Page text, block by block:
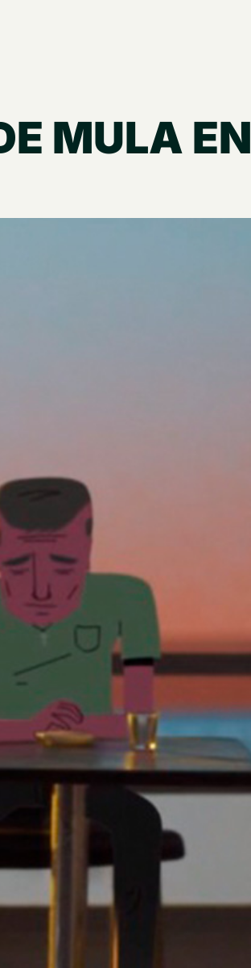
MULA EN